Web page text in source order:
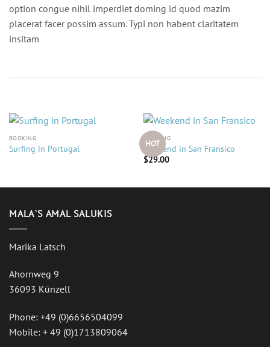
option congue nihil imperdiet doming id quod mazim
placerat facer possim assum. Typi non habent claritatem
insitam
BOOKING
Surfing in Portugal HOT
BOOKING
Weekend in San Fransico
$29.00
MALA`S AMAL SALUKIS
Marika Latsch
Ahornweg 9
36093 Künzell
Phone: +49 (0)6656504099
Mobile: + 49 (0)1713809064